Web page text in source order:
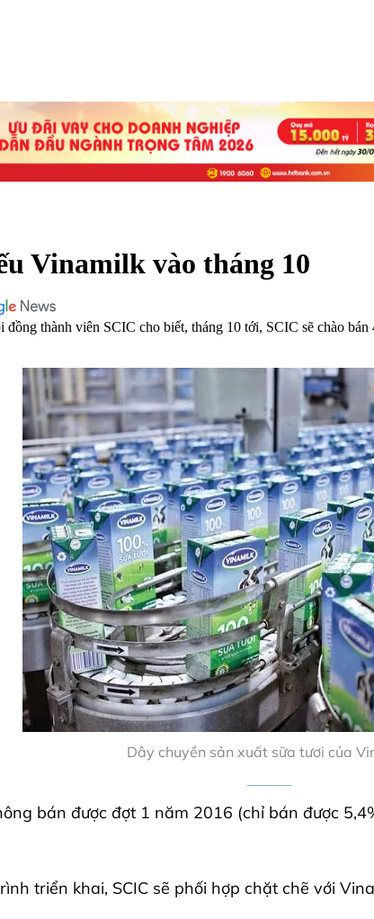
Vinamilk vào tháng 10
thành viên SCIC cho biết, tháng 10 tới, SCIC sẽ chào
Dây chuyền sản xuất sữa tươi của
bán được đợt 1 năm 2016 (chỉ bán được
triển khai, SCIC sẽ phối hợp chặt chẽ với